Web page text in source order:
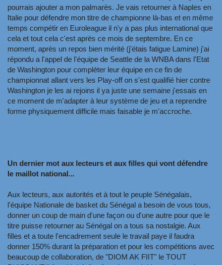
pourrais ajouter a mon palmarès. Je vais retourner à Naples en
Italie pour défendre mon titre de championne là-bas et en même
temps compétir en Euroleague il n'y a pas plus international que
cela et tout cela c'est après ce mois de septembre. En ce
moment, après un repos bien mérité (j'étais fatigue Lamine) j'ai
répondu a l'appel de l'équipe de Seattle de la WNBA dans l'Etat
de Washington pour compléter leur équipe en ce fin de
championnat allant vers les Play-off on s'est qualifié hier contre
Washington je les ai rejoins il ya juste une semaine j'essais en
ce moment de m'adapter à leur système de jeu et a reprendre
forme physiquement difficile mais faisable je m'accroche.
Un dernier mot aux lecteurs et aux filles qui vont défendre
le maillot national...
Aux lecteurs, aux autorités et à tout le peuple Sénégalais,
l'équipe Nationale de basket du Sénégal a besoin de vous tous,
donner un coup de main d'une façon ou d'une autre pour que le
titre puisse retourner au Sénégal on a tous sa nostalgie. Aux
filles et a toute l'encadrement seule le travail paye il faudra
donner 150% durant la préparation et pour les compétitions avec
beaucoup de collaboration, de "DIOM AK FIIT" le TOUT